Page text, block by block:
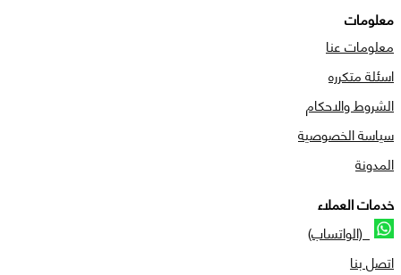
معلومات
معلومات عنا
اسئلة متكرره
الشروط والاحكام
سياسة الخصوصية
المدونة
خدمات العملاء
(الواتساب)
اتصل بنا